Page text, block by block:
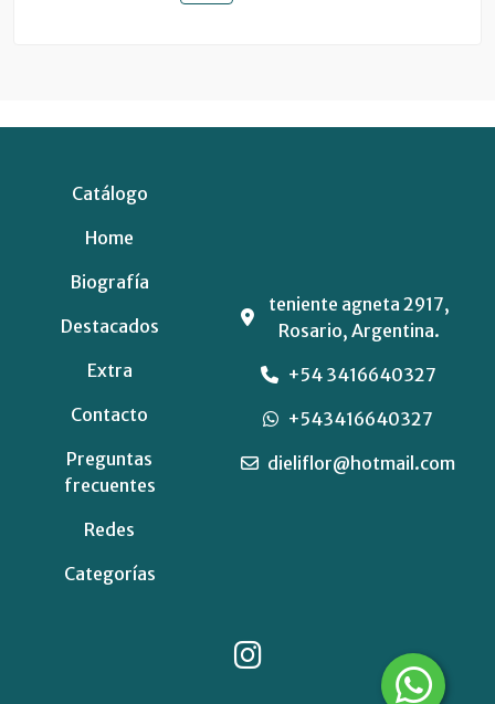
Catálogo
Home
Biografía
Destacados
Extra
Contacto
Preguntas
frecuentes
Redes
Categorías
teniente agneta 2917,
Rosario, Argentina.
+54 3416640327
+543416640327
dieliflor@hotmail.com